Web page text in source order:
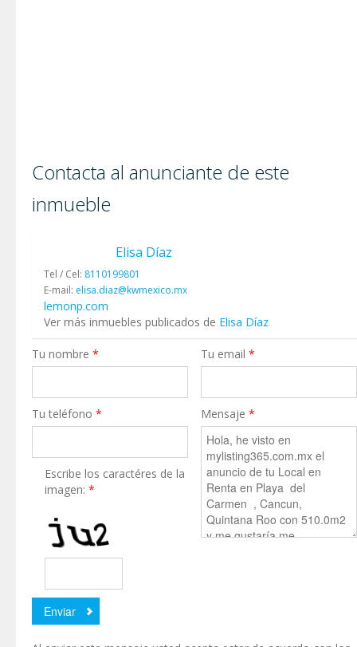
Contacta al anunciante de este
inmueble
Elisa Díaz
Tel / Cel: 8110199801
E-mail: elisa.diaz@kwmexico.mx
lemonp.com
Ver más inmuebles publicados de Elisa Díaz
Tu nombre * Tu email*
Tu teléfono * Mensaje*
Escribe los caractéres de la
imagen:*